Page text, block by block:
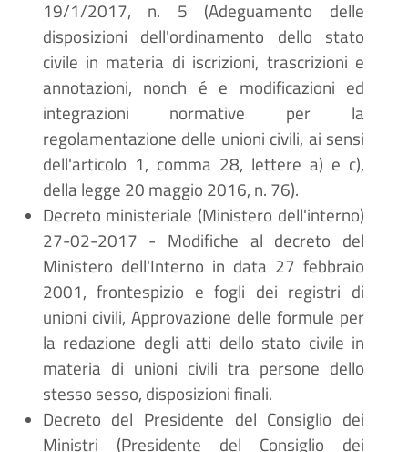
19/1/2017, n. 5 (Adeguamento delle
disposizioni dell'ordinamento dello stato
civile in materia di iscrizioni, trascrizioni e
annotazioni, nonch é e modificazioni ed
integrazioni normative per la
regolamentazione delle unioni civili, ai sensi
dell'articolo 1, comma 28, lettere a) e c),
della legge 20 maggio 2016, n. 76).
Decreto ministeriale (Ministero dell'interno)
27-02-2017 - Modifiche al decreto del
Ministero dell'Interno in data 27 febbraio
2001, frontespizio e fogli dei registri di
unioni civili, Approvazione delle formule per
la redazione degli atti dello stato civile in
materia di unioni civili tra persone dello
stesso sesso, disposizioni finali.
Decreto del Presidente del Consiglio dei
Ministri (Presidente del Consiglio dei